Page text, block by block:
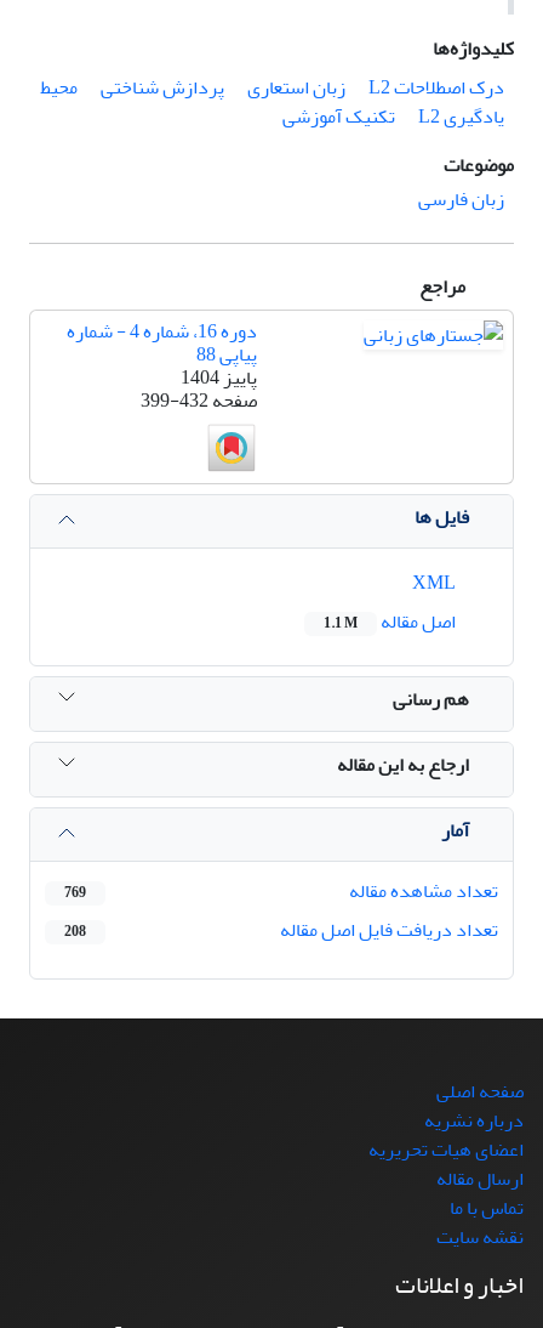
کلیدواژه‌ها
درک اصطلاحات L2
زبان استعاری پردازش شناختی
محیط
یادگیری L2
تکنیک آموزشی
موضوعات
زبان فارسی
مراجع
دوره 16، شماره 4 - شماره
پیاپی 88
پاییز 1404
صفحه399-432
فایل ها
اصل مقاله
1.1 M
هم رسانی
ارجاع به این مقاله
آمار
تعداد مشاهده مقاله
769
تعداد دریافت فایل اصل مقاله 208
صفحه اصلی
درباره نشریه
اعضای هیات تحریریه
ارسال مقاله
تماس با ما
نقشه سایت
اخبار و اعلانات